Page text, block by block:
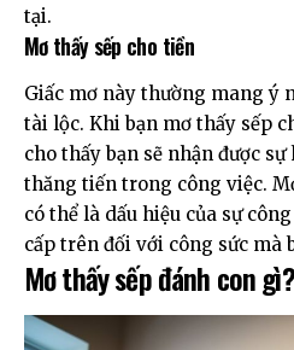
tại.
Mơ thấy sếp cho tiền
Giấc mơ này thường mang ý
tài lộc. Khi bạn mơ thấy sếp
cho thấy bạn sẽ nhận được
thăng tiến trong công việc.
có thể là dấu hiệu của sự
cấp trên đối với công sức mà
Mơ thấy sếp đánh con gì?